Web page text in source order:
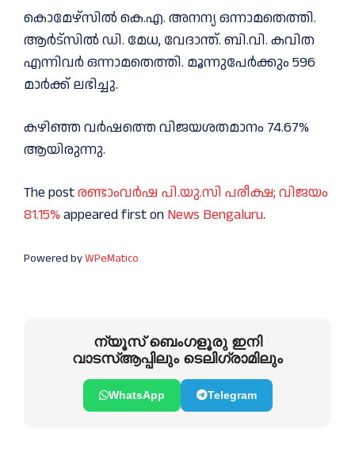
കൊമേഴ്‌സിൽ കെ.എ. അനന്യ ഒന്നാമതെത്തി.
ആർട്‌സിൽ ഡി. മേധ, വേദാന്ത്. ബി.വി. കവിത
എന്നിവർ ഒന്നാമതെത്തി. മൂന്നുപേർക്കും 596
മാർക്ക് ലഭിച്ചു.
കഴിഞ്ഞ വർഷത്തെ വിജയശതമാനം 74.67%
ആയിരുന്നു.
The postരണ്ടാംവർഷ പി.യു.സി പരീക്ഷ; വിജയം
81.15% appeared first on News Bengaluru.
Powered byWPeMatico
ന്യൂസ് ബെംഗളൂരു ഇനി
വാടസ്ആപ്പിലും ടെലിഗ്രാമിലും
WhatsApp Telegram